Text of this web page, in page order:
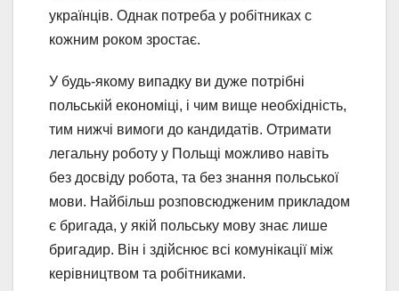
українців. Однак потреба у робітниках с
кожним роком зростає.
У будь-якому випадку ви дуже потрібні
польській економіці, і чим вище необхідність,
тим нижчі вимоги до кандидатів. Отримати
легальну роботу у Польщі можливо навіть
без досвіду робота, та без знання польської
мови. Найбільш розповсюдженим прикладом
є бригада, у якій польську мову знає лише
бригадир. Він і здійснює всі комунікації між
керівництвом та робітниками.